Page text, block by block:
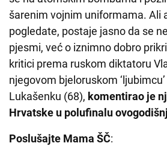
šarenim vojnim uniformama. Ali
pogledate, postaje jasno da se
pjesmi, već o iznimno dobro
kritici prema ruskom diktatoru
​​njegovom bjeloruskom
Lukašenku (68), komentirao je
Hrvatske u polufinalu
Poslušajte Mama ŠČ: